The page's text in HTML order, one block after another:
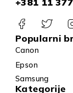
+381 11
Popularni
Canon
Epson
Samsung
Kategorije